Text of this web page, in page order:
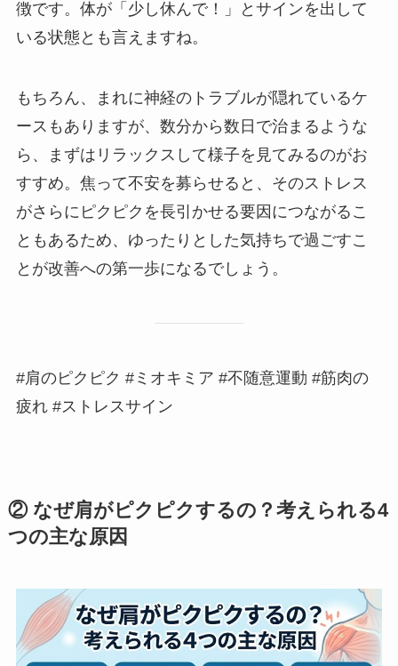
徴です。体が「少し休んで！」とサインを出して
いる状態とも言えますね。
もちろん、まれに神経のトラブルが隠れているケ
ースもありますが、数分から数日で治まるような
ら、まずはリラックスして様子を見てみるのがお
すすめ。焦って不安を募らせると、そのストレス
がさらにピクピクを長引かせる要因につながるこ
ともあるため、ゆったりとした気持ちで過ごすこ
とが改善への第一歩になるでしょう。
#肩のピクピク #ミオキミア #不随意運動 #筋肉の
疲れ #ストレスサイン
② なぜ肩がピクピクするの？考えられる4
つの主な原因